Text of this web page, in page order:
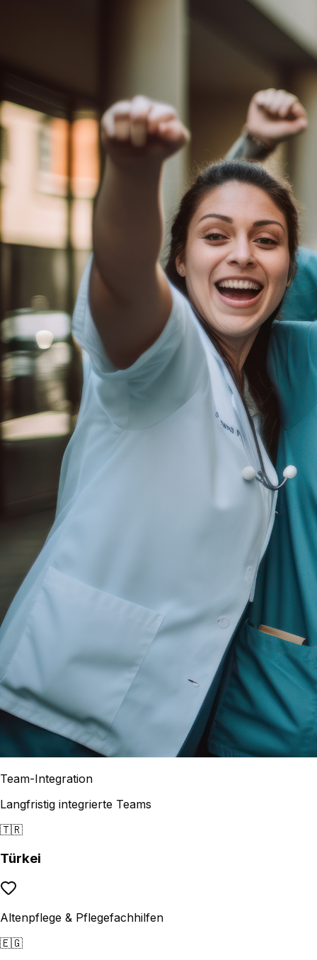
Team-Integration
Langfristig integrierte Teams
🇹🇷
Türkei
Altenpflege & Pflegefachhilfen
🇪🇬